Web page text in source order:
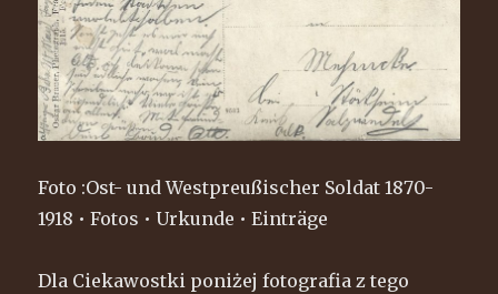
Foto :Ost- und Westpreußischer Soldat 1870-
1918 • Fotos • Urkunde • Einträge
Dla Ciekawostki poniżej fotografia z tego